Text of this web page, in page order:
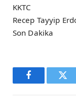
KKTC
Recep Tayyip
Son Dakika
Facebook